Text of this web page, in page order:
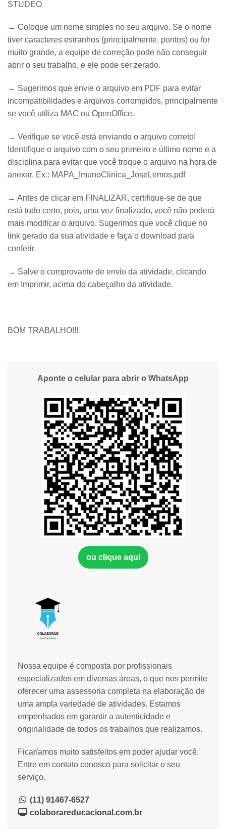
STUDEO.
→ Coloque um nome simples no seu arquivo. Se o nome
tiver caracteres estranhos (principalmente, pontos) ou for
muito grande, a equipe de correção pode não conseguir
abrir o seu trabalho, e ele pode ser zerado.
→ Sugerimos que envie o arquivo em PDF para evitar
incompatibilidades e arquivos corrompidos, principalmente
se você utiliza MAC ou OpenOffice.
→ Verifique se você está enviando o arquivo correto!
Identifique o arquivo com o seu primeiro e último nome e a
disciplina para evitar que você troque o arquivo na hora de
anexar. Ex.: MAPA_ImunoClinica_JoseLemos.pdf
→ Antes de clicar em FINALIZAR, certifique-se de que
está tudo certo, pois, uma vez finalizado, você não poderá
mais modificar o arquivo. Sugerimos que você clique no
link gerado da sua atividade e faça o download para
conferir.
→ Salve o comprovante de envio da atividade, clicando
em Imprimir, acima do cabeçalho da atividade.
BOM TRABALHO!!!
Nossa equipe é composta por profissionais
especializados em diversas áreas, o que nos permite
oferecer uma assessoria completa na elaboração de
uma ampla variedade de atividades. Estamos
empenhados em garantir a autenticidade e
originalidade de todos os trabalhos que realizamos.
Ficaríamos muito satisfeitos em poder ajudar você.
Entre em contato conosco para solicitar o seu
serviço.
(11) 91467-6527
colaborareducacional.com.br
Aponte o celular para abrir o WhatsApp
ou clique aqui